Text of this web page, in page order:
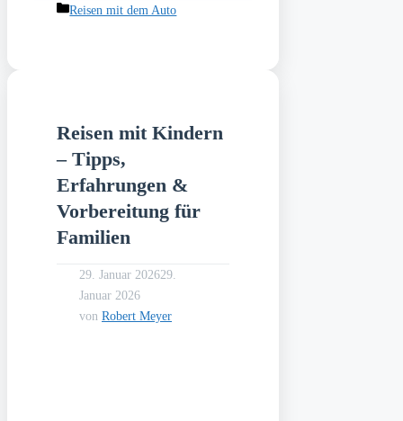
Kategorien
Reisen mit dem Auto
Reisen mit Kindern
– Tipps,
Erfahrungen &
Vorbereitung für
Familien
29. Januar 202629.
Januar 2026
von Robert Meyer